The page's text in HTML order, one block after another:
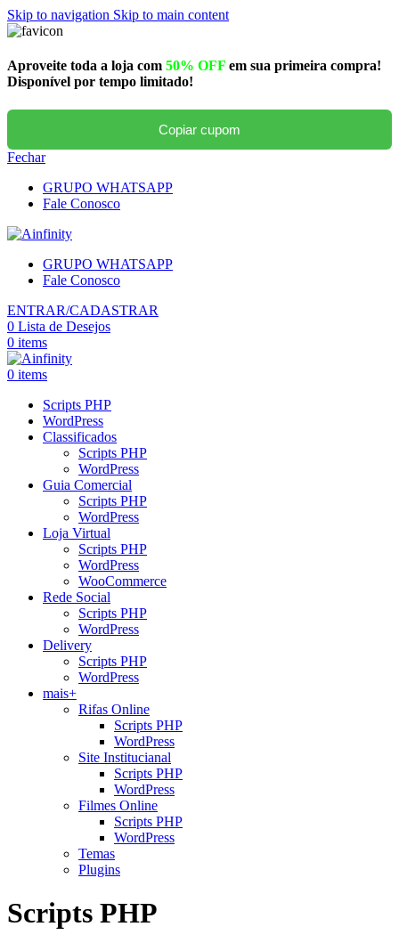
Skip to navigation Skip to main content
Aproveite toda a loja com 50% OFF em sua primeira compra!
Disponível por tempo limitado!
Copiar cupom
Fechar
GRUPO WHATSAPP
Fale Conosco
GRUPO WHATSAPP
Fale Conosco
ENTRAR/CADASTRAR
0 Lista de Desejos
0 items
0 items
Scripts PHP
WordPress
Classificados
Scripts PHP
WordPress
Guia Comercial
Scripts PHP
WordPress
Loja Virtual
Scripts PHP
WordPress
WooCommerce
Rede Social
Scripts PHP
WordPress
Delivery
Scripts PHP
WordPress
mais+
Rifas Online
Scripts PHP
WordPress
Site Institucianal
Scripts PHP
WordPress
Filmes Online
Scripts PHP
WordPress
Temas
Plugins
Scripts PHP